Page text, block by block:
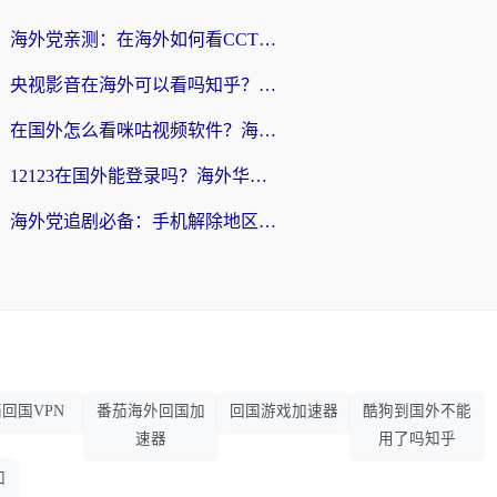
海外党亲测：在海外如何看CCTV？告别“仅限大陆播放”的实用指南
央视影音在海外可以看吗知乎？留学生亲测：3步解决地域限制+追剧自由
在国外怎么看咪咕视频软件？海外党亲测有效的回国加速方案
12123在国外能登录吗？海外华人必看的回国加速实用指南
海外党追剧必备：手机解除地区限制app怎么选？解决央视视频&国内剧地区限制全指南
国VPN
番茄海外回国加
速器
回国游戏加速器
酷狗到国外不能
用了吗知乎